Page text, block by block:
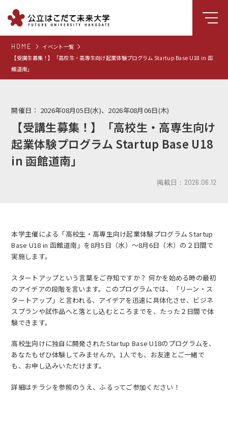
コンセプト動画
大学について
学部
就職支援
学生生活
研究・学外連携
アクセス お問合せ
HOME
イベント一覧
【受講生募集！】「高校生・高専生向け起業体験プログラム Startup Base U18 in 函
館道南」
開催日： 2026年08月05日(水)、2026年08月06日(木)
【受講生募集！】「高校生・高専生向け
起業体験プログラム Startup Base U18
in 函館道南」
掲載日：2026.06.12
本学主催による「高校生・高専生向け起業体験プログラム Startup
Base U18 in 函館道南」を8月5日（水）〜8月6日（木）の２日間で
実施します。
スタートアップという言葉をご存知ですか？ 何かを始める時の最初
のアイデアの段階を言います。このプログラムでは、「リーン・ス
タートアップ」と言われる、アイデアを迅速に具体化させ、ビジネ
スプランや試作品へと落とし込むところまでを、たった２日間で体
験できます。
高校生向けに独自に開発されたStartup Base U18のプログラムを、
あなたもぜひ体験してみませんか。1人でも、お友達とご一緒で
も、お申し込みいただけます。
詳細はチラシを参照のうえ、ふるってご参加ください！